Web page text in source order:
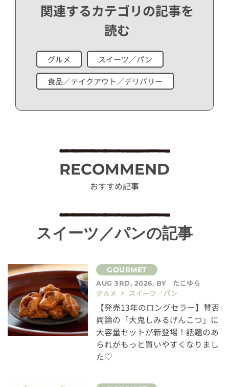
関連するカテゴリの記事を
読む
グルメ スイーツ／パン
食品／テイクアウト／デリバリー
RECOMMEND
おすすめ記事
スイーツ／パンの記事
AUG 3RD, 2026. BY
たこゆら
グルメ > スイーツ／パン
【発売13年のロングセラー】賛否
両論の「大鬼しみるげんこつ」に
大容量セットが新登場！話題のあ
られがもっと買いやすくなりまし
た♡